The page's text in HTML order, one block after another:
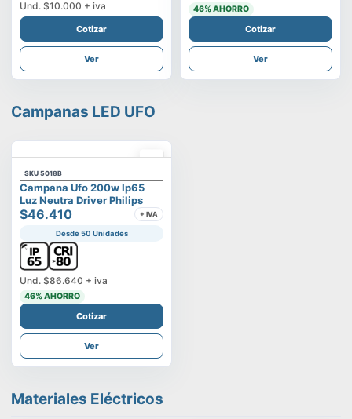
Und. $10.000 + iva
Cotizar
Ver
46% AHORRO
Cotizar
Ver
Campanas LED UFO
SKU 5018B
Campana Ufo 200w Ip65
Luz Neutra Driver Philips
$46.410 + IVA
Desde 50 Unidades
Und. $86.640 + iva
46% AHORRO
Cotizar
Ver
Materiales Eléctricos